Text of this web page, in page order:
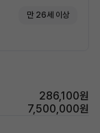
만 26세 이상
286,100원
7,500,000원